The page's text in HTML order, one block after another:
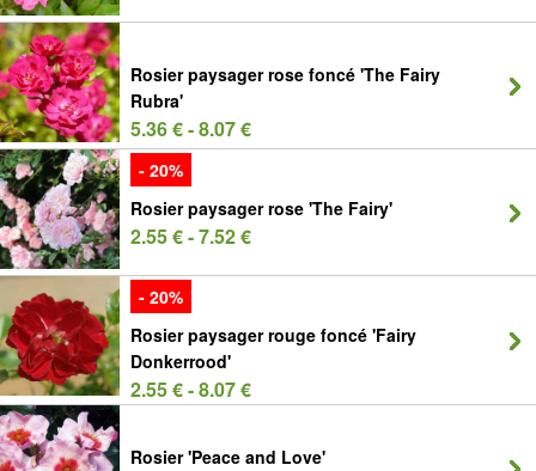
Rosier paysager rose foncé 'The Fairy
Rubra'
5.36 € - 8.07 €
- 20%
Rosier paysager rose 'The Fairy'
2.55 € - 7.52 €
- 20%
Rosier paysager rouge foncé 'Fairy
Donkerrood'
2.55 € - 8.07 €
Rosier 'Peace and Love'